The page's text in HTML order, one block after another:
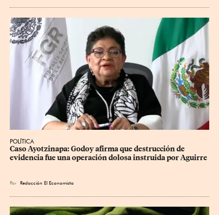
POLÍTICA
Caso Ayotzinapa: Godoy afirma que destrucción de
evidencia fue una operación dolosa instruida por Aguirre
Por Redacción El Economista